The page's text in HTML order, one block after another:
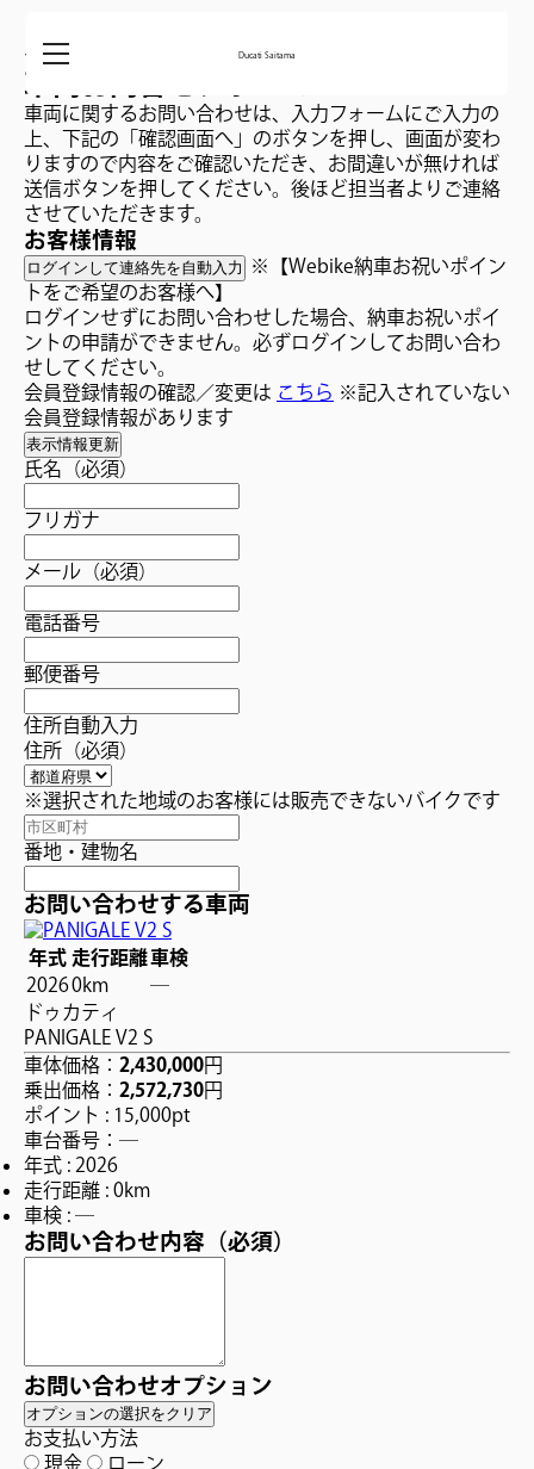
Ducati Saitama
バイクお問い合わせページ
車両お問合せフォーム
車両に関するお問い合わせは、入力フォームにご入力の
上、下記の「確認画面へ」のボタンを押し、画面が変わ
りますので内容をご確認いただき、お間違いが無ければ
送信ボタンを押してください。後ほど担当者よりご連絡
させていただきます。
お客様情報
ログインして連絡先を自動入力
※【Webike納車お祝いポイン
トをご希望のお客様へ】
ログインせずにお問い合わせした場合、納車お祝いポイ
ントの申請ができません。必ずログインしてお問い合わ
せしてください。
会員登録情報の確認／変更は こちら ※記入されていない
会員登録情報があります
表示情報更新
氏名 （必須）
フリガナ
メール （必須）
電話番号
郵便番号
住所自動入力
住所 （必須）
※選択された地域のお客様には販売できないバイクです
番地・建物名
お問い合わせする車両
年式走行距離車検
20260km
―
ドゥカティ
PANIGALE V2 S
車体価格： 2,430,000円
乗出価格： 2,572,730円
ポイント : 15,000pt
車台番号：―
年式 : 2026
走行距離 : 0km
車検 : ―
お問い合わせ内容 （必須）
お問い合わせオプション
オプションの選択をクリア
お支払い方法